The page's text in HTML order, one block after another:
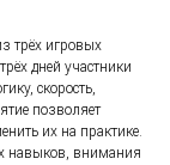
трёх игровых
дней участники
скорость,
позволяет
их на практике.
навыков, внимания